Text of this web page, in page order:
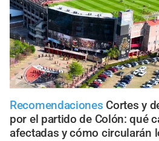
Recomendaciones Cortes y
por el partido de Colón: qué
afectadas y cómo circularán